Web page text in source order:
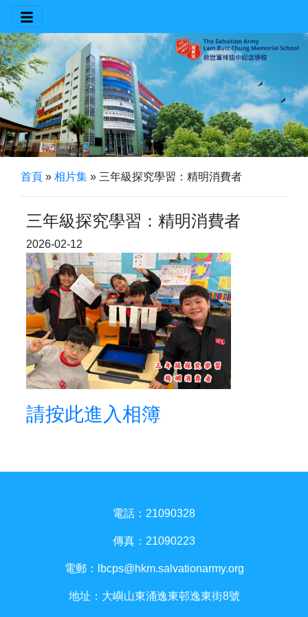
首頁 » 相片集 » 三年級探究學習：精明消費者
三年級探究學習：精明消費者
2026-02-12
請按此進入相簿
電話：21090328
傳真：21090223
電郵： lbcps@hkm.salvationarmy.org
地址：大嶼山東涌逸東邨逸東街8號